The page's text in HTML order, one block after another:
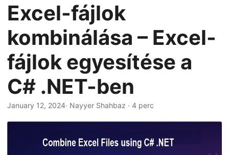
v
i
g
a
i
o
n
Excel-fájlok
kombinálása – Excel-
fájlok egyesítése a
C# .NET-ben
January 12, 2024· Nayyer Shahbaz · 4 perc